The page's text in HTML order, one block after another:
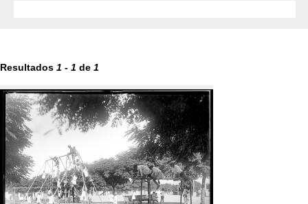
Resultados 1 - 1 de 1